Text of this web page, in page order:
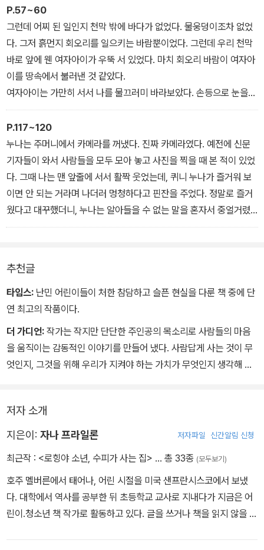
“수피에게도 이가 하나 필요하다면.”
엄마는 그렇게 말하고선 한참을 웃었다. 지나치게 오래 웃는 것 같았
다.
내가 이리저리 두리번거리는 걸 본 엘리 형이 반쯤 먹다 남은 그릇을
내 쪽으로 밀어 주었다.
“어이구, 바보야. 제정신이라면 누가 이런 쓰레기 같은 걸 더 먹냐?”
와 흙먼지로 누레진 검은색 바짓단이 보였다. 시큼하고 매캐한 냄새
를 풍기는 걸 보니 보통 경비원이 아니었다. 비버 아저씨였다.
심장이 죄어들더니 갑자기 기침이 터져 나왔다. 공기를 들이마시려고
안간힘을 쓰는데, 퀴니 누나의 말이 머릿속을 맴돌았다. 아무래도 참
새가 죽음을 상징한다는 누나의 말이 맞는 것 같았다. 나는 이제 죽을
지도 모른다.
P.57~60
그런데 어찌 된 일인지 천막 밖에 바다가 없었다. 물웅덩이조차 없었
다. 그저 흙먼지 회오리를 일으키는 바람뿐이었다. 그런데 우리 천막
바로 앞에 웬 여자아이가 우뚝 서 있었다. 마치 회오리 바람이 여자아
이를 땅속에서 불러낸 것 같았다.
여자아이는 가만히 서서 나를 물끄러미 바라보았다. 손등으로 눈을
비비고 다시 보아도 여자아이는 그 자리에 그대로 서 있었다. 여기에
사는 아이가 아니었다.
수용소에는 저런 머리를 한 아이가 없었다. 여자아이의 머리카락은
흡사 불에 지글지글 타서 하늘을 향해 마구 뻗쳐 있는 것 같았다. 게다
가 신발도 신은 데다 배낭까지 메고 있었다. 심지어 손에는 책도 들고
있었다.
(중략)
“또 봐.”
람들과도 달랐다. 그러나 어둠 속을 뚫어져라 쳐다봐도 목소리만 들
릴 뿐, 여자아이의 모습은 보이지 않았다. 내 눈앞에서 투명 인간으로
변신한 것 같았다.
P.117~120
누나는 주머니에서 카메라를 꺼냈다. 진짜 카메라였다. 예전에 신문
기자들이 와서 사람들을 모두 모아 놓고 사진을 찍을 때 본 적이 있었
다. 그때 나는 맨 앞줄에 서서 활짝 웃었는데, 퀴니 누나가 즐거워 보
이면 안 되는 거라며 나더러 멍청하다고 핀잔을 주었다. 정말로 즐거
웠다고 대꾸했더니, 누나는 알아들을 수 없는 말을 혼자서 중얼거렸
다.
했을지 궁금해하며 기다리는 일주일이 내내 즐거웠다.
그런데 카메라를 든 신문 기자들의 발길이 뚝 끊어지고 경비원들이
우리한테 온 편지를 반송하기 시작하자, 수용소는 금방 이전으로 되
돌아갔다. 그런데 지금 퀴니 누나가 손에 카메라를 들고 있는 것이다.
“세상 사람들한테 진실을 알리려는 거야.”
엘리 형의 말투가 꼭 퀴니 누나 같았다. 내가 없을 때 둘이서 몇 번이
면 사람들이 컴퓨터로 바로 볼 수 있어. 우리가 카메라를 컴퓨터실로
(중략)
내가 아무 대꾸도 하지 않자, 퀴니 누나가 고개를 저으며 덧붙였다.
“사람들은 우리를 세상 끄트머리에 쓰레기처럼 처박아 놓고선 다 잊
어버렸다고. 아직도 모르겠어? 이렇게 사는 건 살아 있는 게 아니야.”
누나는 이 말을 자주 했다. 그런데 그때마다 내가 말귀를 못 알아듣는
“이제 달라질 거야.”
추천글
타임스: 난민 어린이들이 처한 참담하고 슬픈 현실을 다룬 책 중에 단
연 최고의 작품이다.
더 가디언: 작가는 작지만 단단한 주인공의 목소리로 사람들의 마음
을 움직이는 감동적인 이야기를 만들어 냈다. 사람답게 사는 것이 무
엇인지, 그것을 위해 우리가 지켜야 하는 가치가 무엇인지 생각해 보
저자 소개
지은이: 자나 프라일론 저자파일 신간알림 신청
최근작 : <로힝야 소년, 수피가 사는 집> … 총 33종 (모두보기)
호주 멜버른에서 태어나, 어린 시절을 미국 샌프란시스코에서 보냈
다. 대학에서 역사를 공부한 뒤 초등학교 교사로 지내다가 지금은 어
린이.청소년 책 작가로 활동하고 있다. 글을 쓰거나 책을 읽지 않을 때